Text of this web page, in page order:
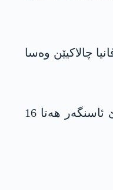
چالاکیێن وەسا
شانۆیا داستانا کوردستانێ کو ل دھۆک، ھەولێر و سلێمانیێ تێ پێشکێشکرن بەحسا وێستگەھێن دیرۆکی یێن کوردان ژ سەردەما کاوەیێ ئاسنگەر ھەتا 16